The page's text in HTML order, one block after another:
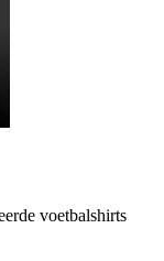
voetbalshirts